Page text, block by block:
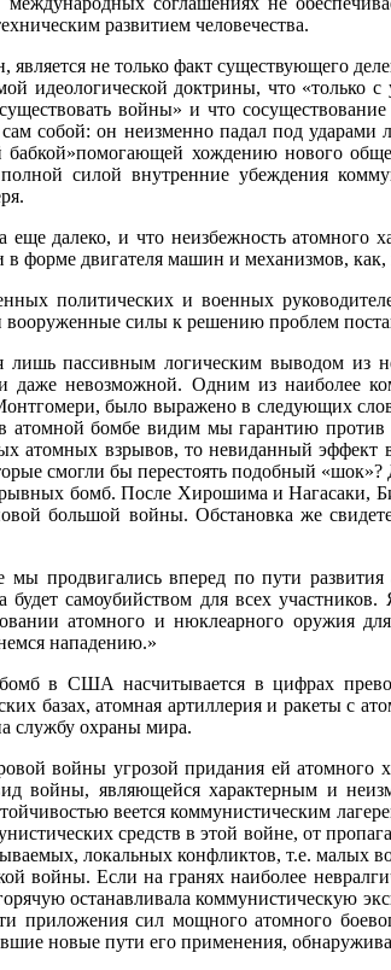
развитием человечества.
не только факт существующего
доктрины, что «только с
войны» и что
собой: он неизменно падал под
хождению нового
силой внутренние убеждения
еще далеко, и что неизбежность
в форме двигателя машин и меха­низмов,
политических и военных
вооруженные силы к решению проблем
пассивным логическим выводом из
даже невозможной. Одним из наиболее
было выражено в следующих
бомбе видим мы гарантию
атомных взрывов, то невиданный
смогли бы перестоять подобный «шок»?
бомб. После Хирошима и Нагасаки,
большой войны. Обстановка же
продвигались вперед по пути
будет самоубийством для всех
атомного и нюклеарного оружия
нападению.»
в США насчитывается в цифрах
базах, атомная артиллерия и ракеты с
службу охраны мира.
войны угрозой придания ей атомного
войны, являющейся характерным и
ве­ется коммунистическим
средств в этой войне, от
локальных конфликтов, т.е. малых
Если на гранях наиболее
останавливала коммунистическую
приложения сил мощного атомного
новые пути его применения,